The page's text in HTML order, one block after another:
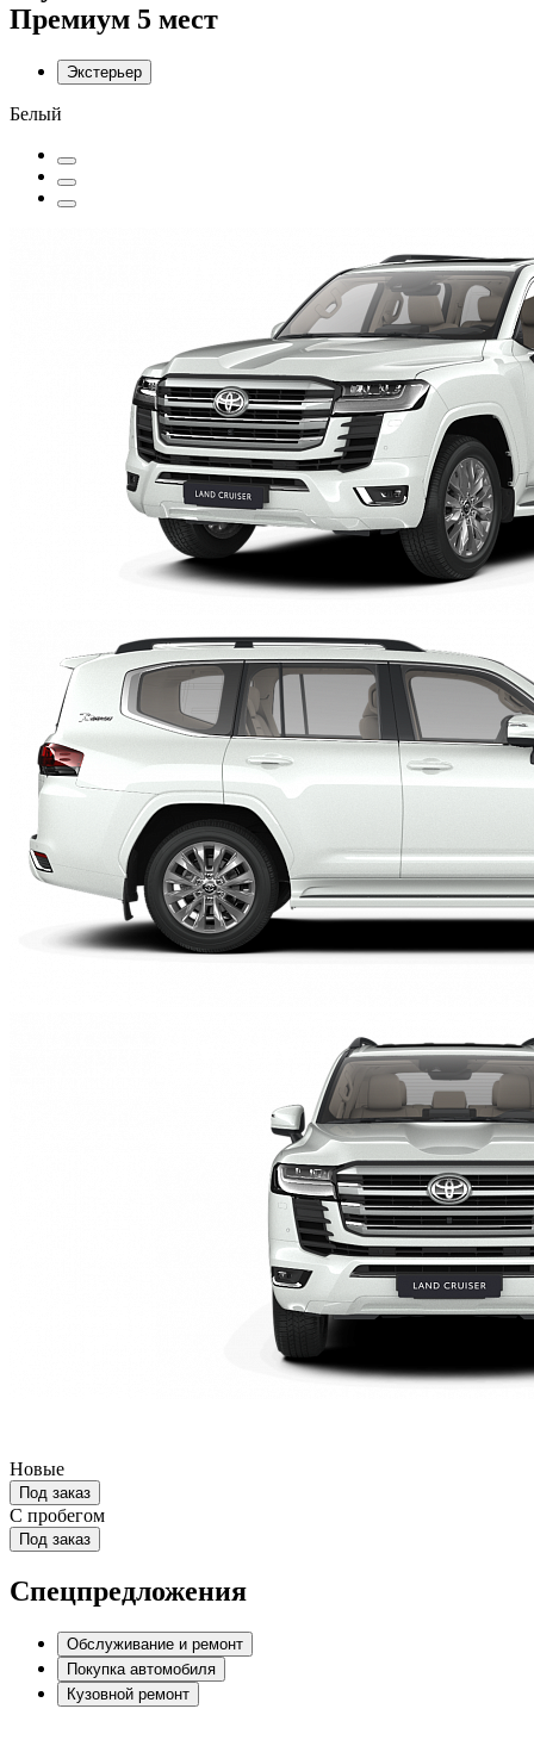
Премиум 5 мест
Экстерьер
Белый
Новые
Под заказ
С пробегом
Под заказ
Спецпредложения
Обслуживание и ремонт
Покупка автомобиля
Кузовной ремонт